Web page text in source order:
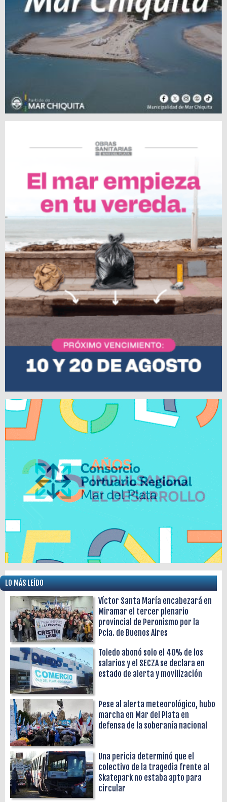
LO MÁS LEÍDO
Víctor Santa María encabezará en
Miramar el tercer plenario
provincial de Peronismo por la
Pcia. de Buenos Aires
Toledo abonó solo el 40% de los
salarios y el SECZA se declara en
estado de alerta y movilización
Pese al alerta meteorológico, hubo
marcha en Mar del Plata en
defensa de la soberanía nacional
Una pericia determinó que el
colectivo de la tragedia frente al
Skatepark no estaba apto para
circular